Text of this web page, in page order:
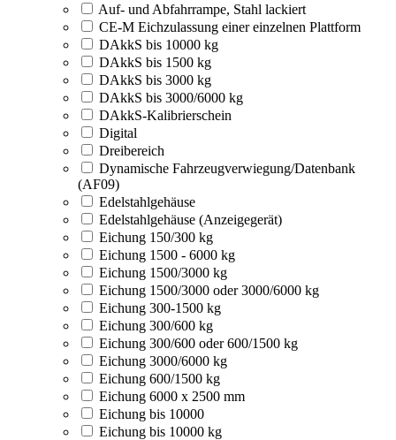
Auf- und Abfahrrampe, Stahl lackiert
CE-M Eichzulassung einer einzelnen Plattform
DAkkS bis 10000 kg
DAkkS bis 1500 kg
DAkkS bis 3000 kg
DAkkS bis 3000/6000 kg
DAkkS-Kalibrierschein
Digital
Dreibereich
Dynamische Fahrzeugverwiegung/Datenbank
(AF09)
Edelstahlgehäuse
Edelstahlgehäuse (Anzeigegerät)
Eichung 150/300 kg
Eichung 1500 - 6000 kg
Eichung 1500/3000 kg
Eichung 1500/3000 oder 3000/6000 kg
Eichung 300-1500 kg
Eichung 300/600 kg
Eichung 300/600 oder 600/1500 kg
Eichung 3000/6000 kg
Eichung 600/1500 kg
Eichung 6000 x 2500 mm
Eichung bis 10000
Eichung bis 10000 kg